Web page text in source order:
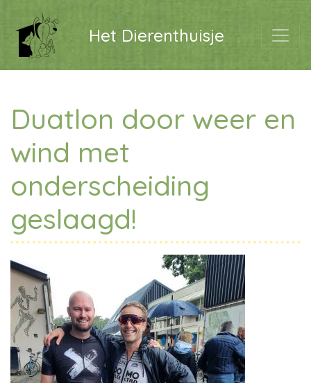
Het Dierenthuisje
Duatlon door weer en
wind met
onderscheiding
geslaagd!